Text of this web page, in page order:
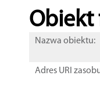
Obiekt
Nazwa obiektu:
Adres URI